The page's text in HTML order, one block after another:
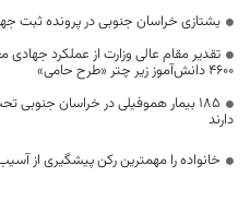
یشتازی خراسان جنوبی در پرونده ثبت
تقدیر مقام عالی وزارت از عملکرد
۴۶۰۰ دانش‌آموز زیر چتر «طرح حامی»
۱۸۵ بیمار هموفیلی در خراسان
دارند
خانواده را مهمترین رکن پیشگیری از